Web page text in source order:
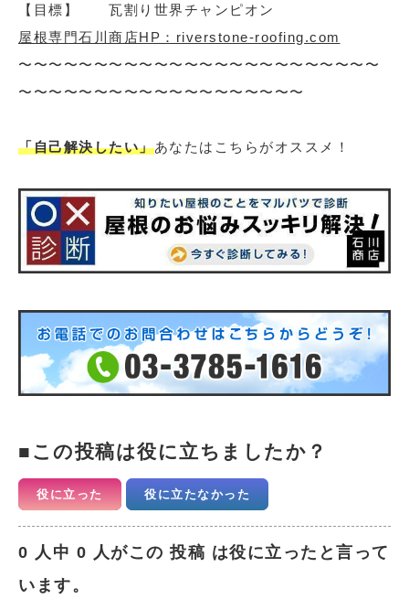
【目標】 瓦割り世界チャンピオン
屋根専門石川商店HP：riverstone-roofing.com
〜〜〜〜〜〜〜〜〜〜〜〜〜〜〜〜〜〜〜〜〜〜〜〜
〜〜〜〜〜〜〜〜〜〜〜〜〜〜〜〜〜〜〜
「自己解決したい」あなたはこちらがオススメ！
この投稿は役に立ちましたか？
役に立った 役に立たなかった
0 人中 0 人がこの 投稿 は役に立ったと言って
います。